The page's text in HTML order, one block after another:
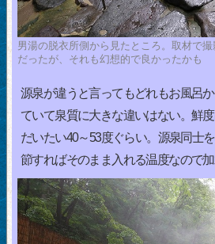
男湯の脱衣所側から見たところ。取材で
だったが、それも幻想的で良かったかも
源泉が違うと言ってもどれもお風呂
ていて泉質に大きな違いはない。鮮
だいたい40～53度ぐらい。源泉同士
節すればそのまま入れる温度なので加